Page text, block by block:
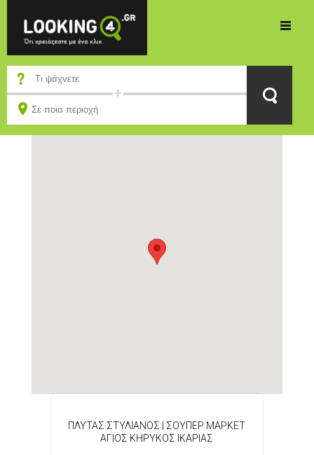
ΠΛΥΤΑΣ ΣΤΥΛΙΑΝΟΣ | ΣΟΥΠΕΡ ΜΑΡΚΕΤ
ΑΓΙΟΣ ΚΗΡΥΚΟΣ ΙΚΑΡΙΑΣ